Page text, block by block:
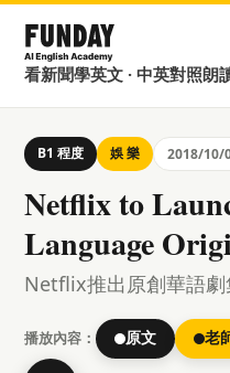
看新聞學英文 · 中英對照朗
B1 程度 娛 樂 2018/10/
Netflix to
Language
Netflix推出原創華語劇
播放內容： 原文 老